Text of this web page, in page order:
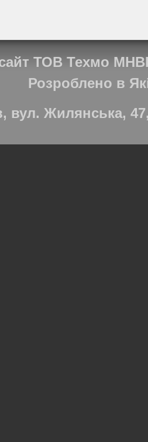
ТОВ Техмо
Розроблено в
вул. Жилянська,